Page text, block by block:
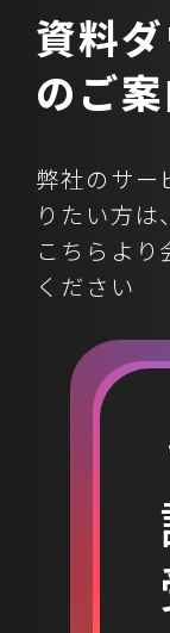
視感の
況を根
なデー
への徹
視点を
これに
させる
見つけ
るアイデ
企業で
議は行
「既視
ないと
このよ
体験は
しい発
資料ダ
のご案
弊社のサー
りたい方は、
こちらよ
ください